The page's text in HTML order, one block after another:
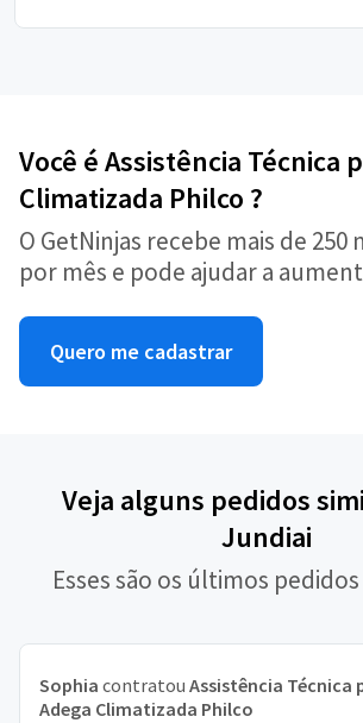
Você é Assistência Técnica
Climatizada Philco ?
O GetNinjas recebe mais de 250
por mês e pode ajudar a
Quero me cadastrar
Veja alguns pedidos
Jundiai
Esses são os últimos
Sophia contratou Assistência Técnica
Adega Climatizada Philco